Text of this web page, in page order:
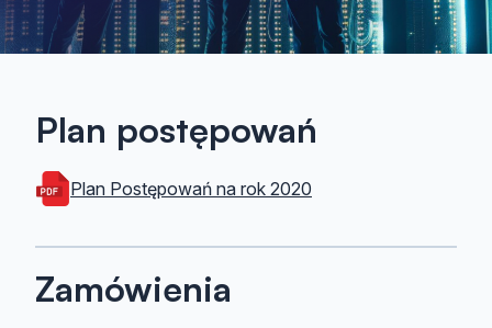
Plan postępowań
Plan Postępowań na rok 2020
Zamówienia